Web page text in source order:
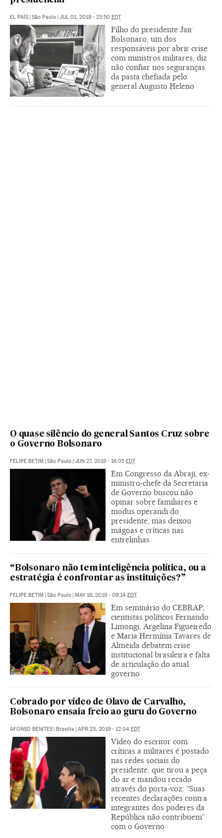
EL PAÍS | São Paulo | JUL 01, 2019 - 23:50 EDT
Filho do presidente Jair
Bolsonaro, um dos
responsáveis por abrir crise
com ministros militares, diz
não confiar nos seguranças
da pasta chefiada pelo
general Augusto Heleno
O quase silêncio do general Santos Cruz sobre
o Governo Bolsonaro
FELIPE BETIM | São Paulo | JUN 27, 2019 - 16:05 EDT
Em Congresso da Abraji, ex-
ministro-chefe da Secretaria
de Governo buscou não
opinar sobre familiares e
modus operandi do
presidente, mas deixou
mágoas e críticas nas
entrelinhas
“Bolsonaro não tem inteligência política, ou a
estratégia é confrontar as instituições?”
FELIPE BETIM | São Paulo | MAY 18, 2019 - 09:14 EDT
Em seminário do CEBRAP,
cientistas políticos Fernando
Limongi, Argelina Figueiredo
e Maria Hermínia Tavares de
Almeida debatem crise
institucional brasileira e falta
de articulação do atual
governo
Cobrado por vídeo de Olavo de Carvalho,
Bolsonaro ensaia freio ao guru do Governo
AFONSO BENITES | Brasília | APR 23, 2019 - 12:04 EDT
Vídeo do escritor com
críticas a militares é postado
nas redes sociais do
presidente, que tirou a peça
do ar e mandou recado
através do porta-voz: “Suas
recentes declarações contra
integrantes dos poderes da
República não contribuem”
com o Governo